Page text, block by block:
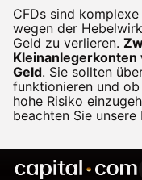
CFDs sind
wegen der
Geld zu verlieren.
Kleinanlegerkonten
Geld. Sie sollten
funktionieren und
hohe Risiko
beachten Sie unsere